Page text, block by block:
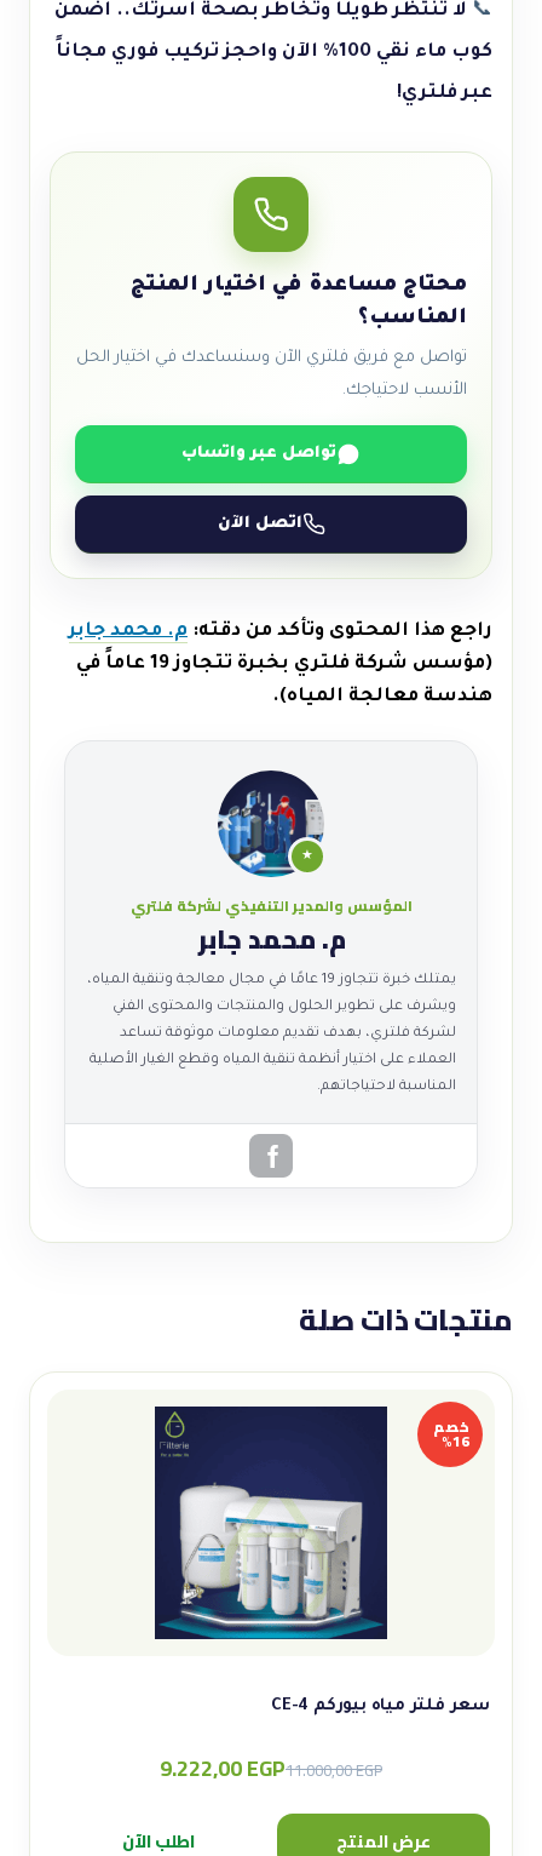
📞 لا تنتظر طويلًا وتخاطر بصحة أسرتك.. اضمن
كوب ماء نقي 100% الآن واحجز تركيب فوري مجاناً
عبر فلتري!
محتاج مساعدة في اختيار المنتج
المناسب؟
تواصل مع فريق فلتري الآن وسنساعدك في اختيار الحل
الأنسب لاحتياجك.
تواصل عبر واتساب
اتصل الآن
راجع هذا المحتوى وتأكد من دقته: م. محمد جابر
(مؤسس شركة فلتري بخبرة تتجاوز 19 عاماً في
هندسة معالجة المياه).
★
المؤسس والمدير التنفيذي لشركة فلتري
م. محمد جابر
يمتلك خبرة تتجاوز 19 عامًا في مجال معالجة وتنقية المياه،
ويشرف على تطوير الحلول والمنتجات والمحتوى الفني
لشركة فلتري، بهدف تقديم معلومات موثوقة تساعد
العملاء على اختيار أنظمة تنقية المياه وقطع الغيار الأصلية
المناسبة لاحتياجاتهم.
منتجات ذات صلة
خصم
16%
سعر فلتر مياه بيوركم CE-4
11.000,00EGP
Original
9.222,00EGP
Current
عرض المنتج اطلب الآن